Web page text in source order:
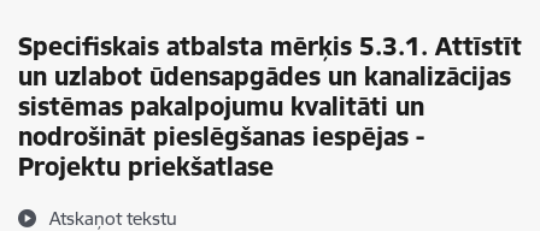
Specifiskais atbalsta mērķis 5.3.1. Attīstīt
un uzlabot ūdensapgādes un kanalizācijas
sistēmas pakalpojumu kvalitāti un
nodrošināt pieslēgšanas iespējas -
Projektu priekšatlase
Atskaņot tekstu